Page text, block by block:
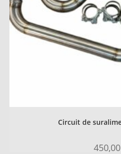
Circuit de
450,00